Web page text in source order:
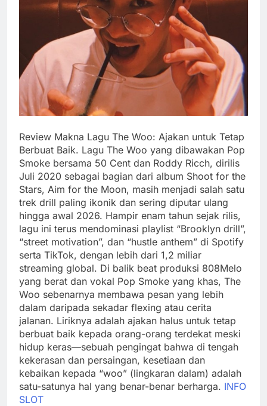
Review Makna Lagu The Woo: Ajakan untuk Tetap
Berbuat Baik. Lagu The Woo yang dibawakan Pop
Smoke bersama 50 Cent dan Roddy Ricch, dirilis
Juli 2020 sebagai bagian dari album Shoot for the
Stars, Aim for the Moon, masih menjadi salah satu
trek drill paling ikonik dan sering diputar ulang
hingga awal 2026. Hampir enam tahun sejak rilis,
lagu ini terus mendominasi playlist “Brooklyn drill”,
“street motivation”, dan “hustle anthem” di Spotify
serta TikTok, dengan lebih dari 1,2 miliar
streaming global. Di balik beat produksi 808Melo
yang berat dan vokal Pop Smoke yang khas, The
Woo sebenarnya membawa pesan yang lebih
dalam daripada sekadar flexing atau cerita
jalanan. Liriknya adalah ajakan halus untuk tetap
berbuat baik kepada orang-orang terdekat meski
hidup keras—sebuah pengingat bahwa di tengah
kekerasan dan persaingan, kesetiaan dan
kebaikan kepada “woo” (lingkaran dalam) adalah
satu-satunya hal yang benar-benar berharga. INFO
SLOT